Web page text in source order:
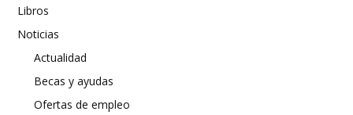
Libros
Noticias
Actualidad
Becas y ayudas
Ofertas de empleo